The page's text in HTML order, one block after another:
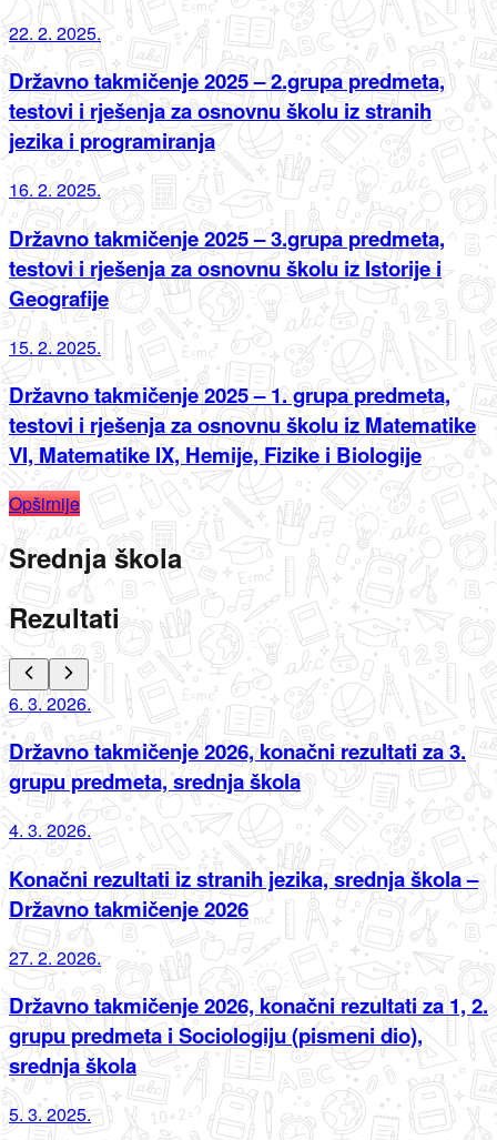
22. 2. 2025.
Državno takmičenje 2025 – 2.grupa predmeta,
testovi i rješenja za osnovnu školu iz stranih
jezika i programiranja
16. 2. 2025.
Državno takmičenje 2025 – 3.grupa predmeta,
testovi i rješenja za osnovnu školu iz Istorije i
Geografije
15. 2. 2025.
Državno takmičenje 2025 – 1. grupa predmeta,
testovi i rješenja za osnovnu školu iz Matematike
VI, Matematike IX, Hemije, Fizike i Biologije
Opširnije
Srednja škola
Rezultati
6. 3. 2026.
Državno takmičenje 2026, konačni rezultati za 3.
grupu predmeta, srednja škola
4. 3. 2026.
Konačni rezultati iz stranih jezika, srednja škola –
Državno takmičenje 2026
27. 2. 2026.
Državno takmičenje 2026, konačni rezultati za 1, 2.
grupu predmeta i Sociologiju (pismeni dio),
srednja škola
5. 3. 2025.